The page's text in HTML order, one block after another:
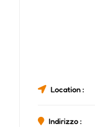
Location :
Indirizzo :